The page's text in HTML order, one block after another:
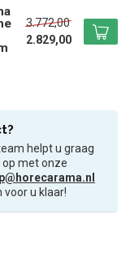
3.772,00
2.829,00
helpt u graag
met onze
voor u klaar!